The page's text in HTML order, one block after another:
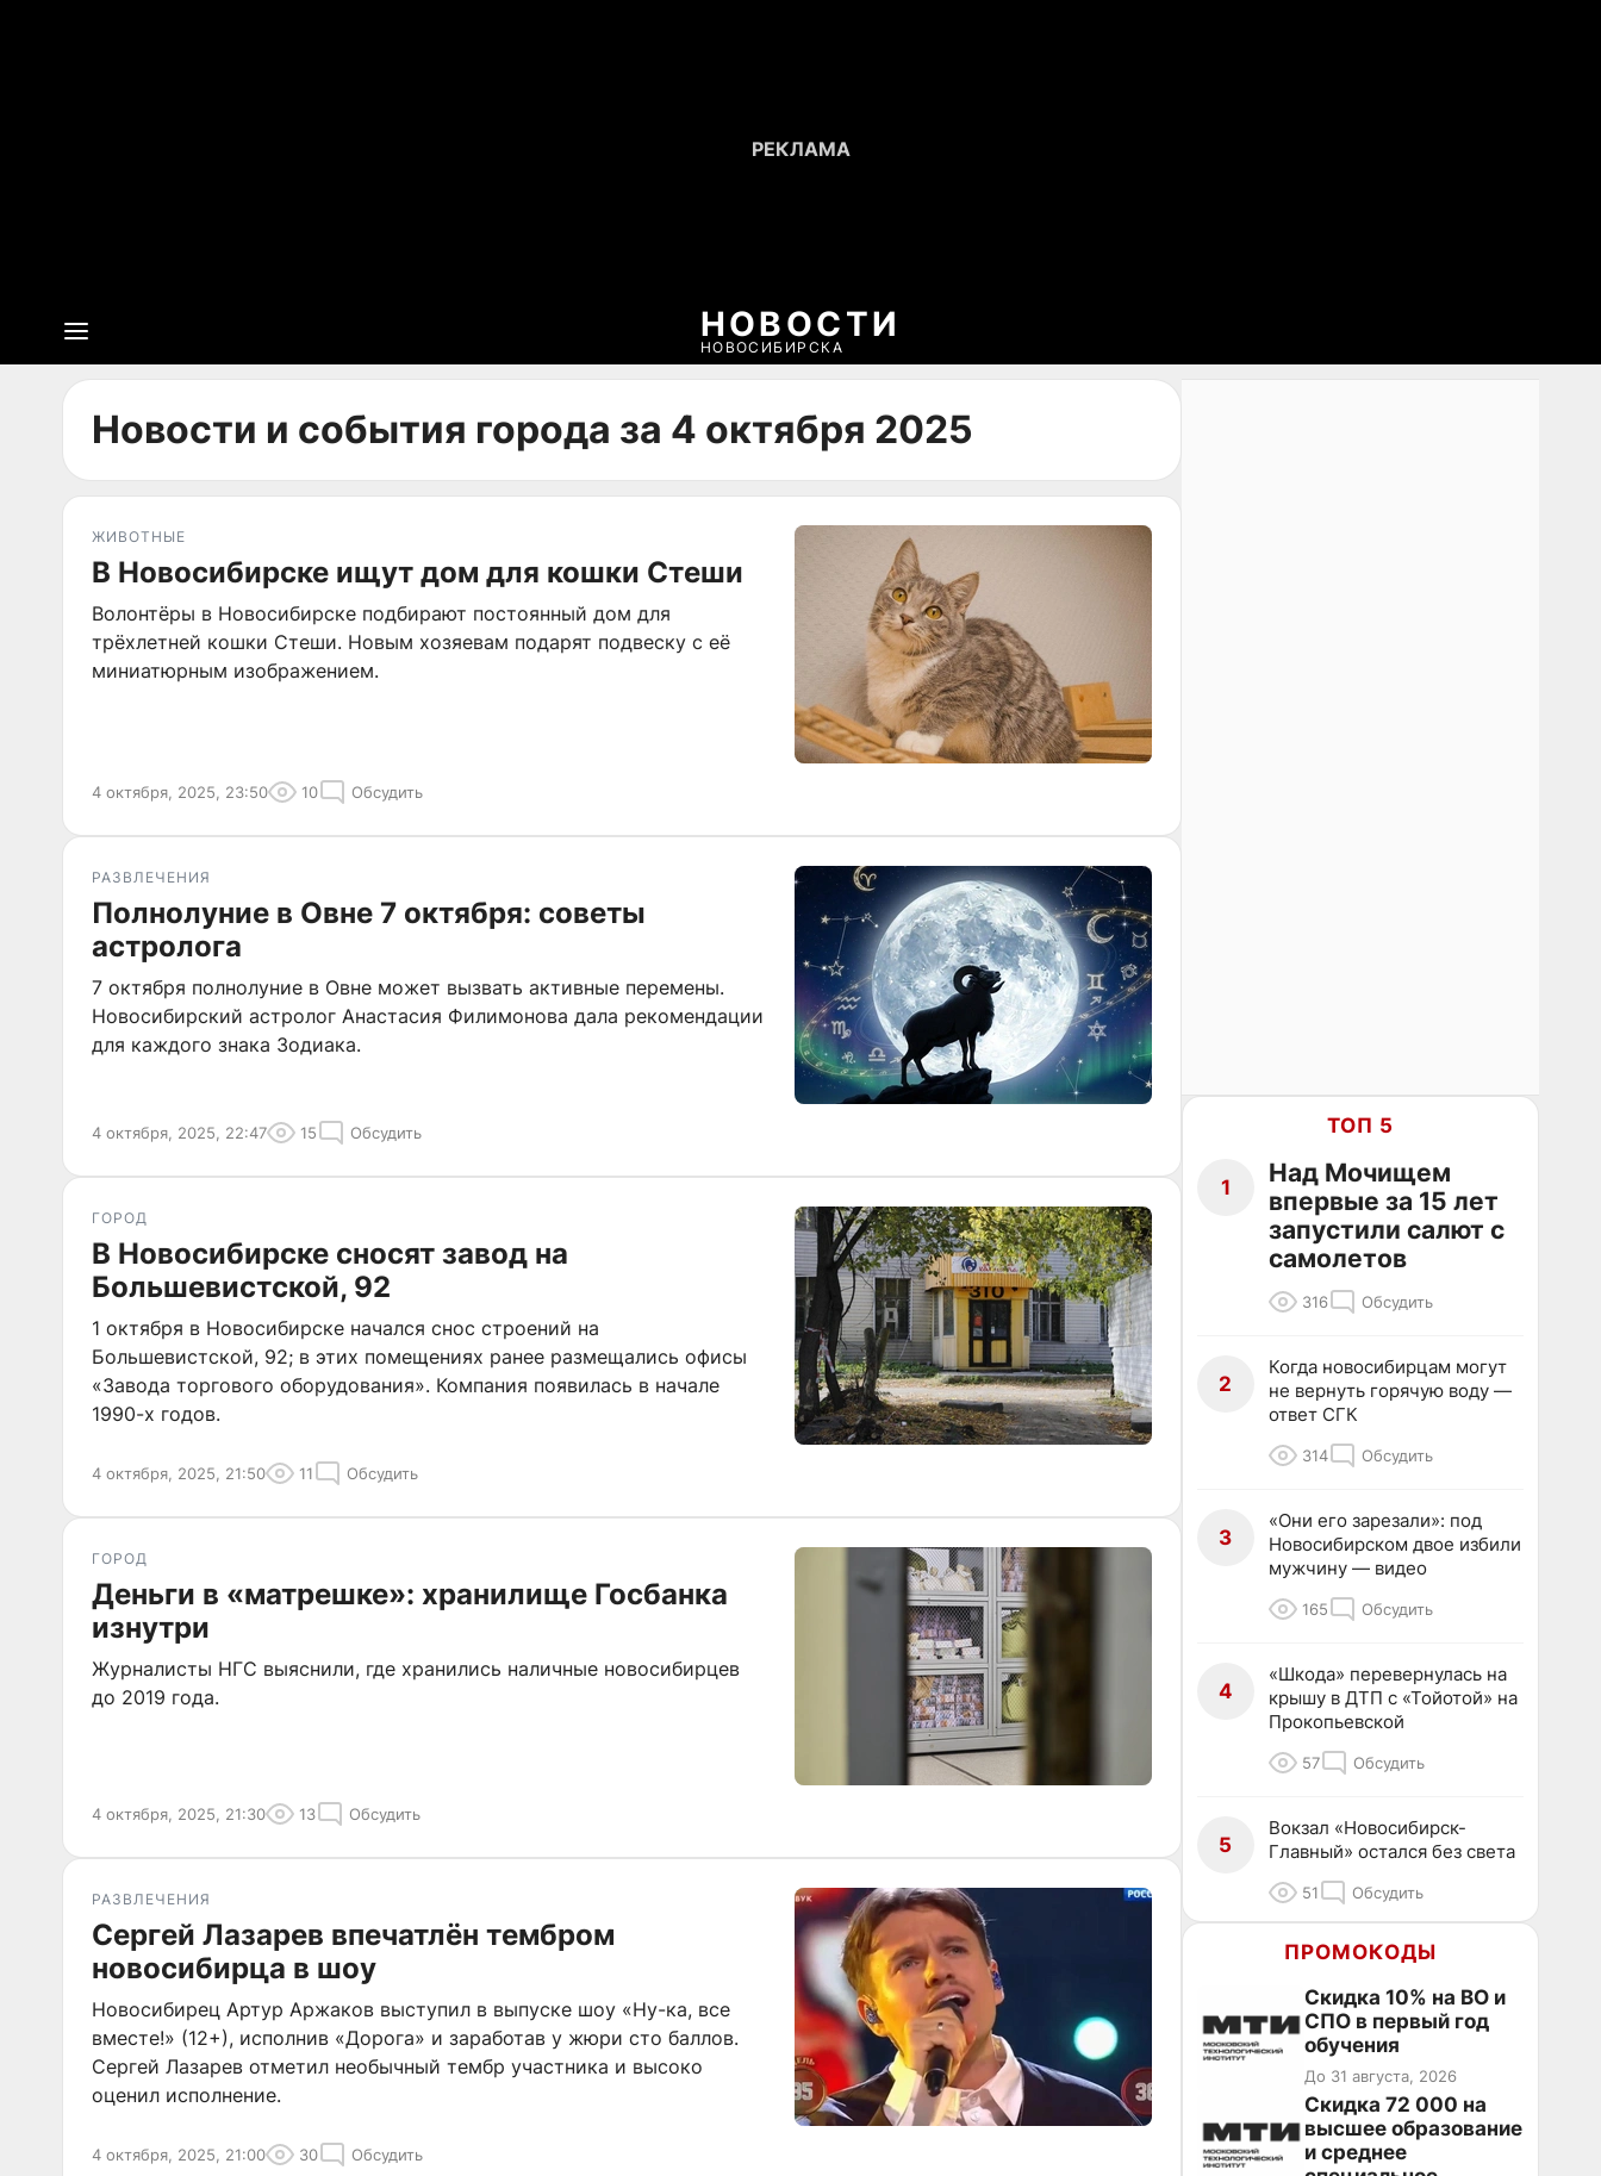
НОВОСТИ
НОВОСИБИРСКА
Новости и события города за 4 октября 2025
ЖИВОТНЫЕ
В Новосибирске ищут дом для кошки Стеши
Волонтёры в Новосибирске подбирают постоянный дом для
трёхлетней кошки Стеши. Новым хозяевам подарят подвеску с её
миниатюрным изображением.
4 октября, 2025, 23:50 10 Обсудить
РАЗВЛЕЧЕНИЯ
Полнолуние в Овне 7 октября: советы
астролога
7 октября полнолуние в Овне может вызвать активные перемены.
Новосибирский астролог Анастасия Филимонова дала рекомендации
для каждого знака Зодиака.
4 октября, 2025, 22:47 15 Обсудить
ГОРОД
В Новосибирске сносят завод на
Большевистской, 92
1 октября в Новосибирске начался снос строений на
Большевистской, 92; в этих помещениях ранее размещались офисы
«Завода торгового оборудования». Компания появилась в начале
1990-х годов.
4 октября, 2025, 21:50 11 Обсудить
ГОРОД
Деньги в «матрешке»: хранилище Госбанка
изнутри
Журналисты НГС выяснили, где хранились наличные новосибирцев
до 2019 года.
4 октября, 2025, 21:30 13 Обсудить
РАЗВЛЕЧЕНИЯ
Сергей Лазарев впечатлён тембром
новосибирца в шоу
Новосибирец Артур Аржаков выступил в выпуске шоу «Ну-ка, все
вместе!» (12+), исполнив «Дорога» и заработав у жюри сто баллов.
Сергей Лазарев отметил необычный тембр участника и высоко
оценил исполнение.
4 октября, 2025, 21:00 30 Обсудить
ТОП 5
1
Над Мочищем
впервые за 15 лет
запустили салют с
самолетов
316 Обсудить
2
Когда новосибирцам могут
не вернуть горячую воду —
ответ СГК
314 Обсудить
3
«Они его зарезали»: под
Новосибирском двое избили
мужчину — видео
165 Обсудить
4
«Шкода» перевернулась на
крышу в ДТП с «Тойотой» на
Прокопьевской
57 Обсудить
5
Вокзал «Новосибирск-
Главный» остался без света
51 Обсудить
ПРОМОКОДЫ
Скидка 10% на ВО и
СПО в первый год
обучения
До 31 августа, 2026
Скидка 72 000 на
высшее образование
и среднее